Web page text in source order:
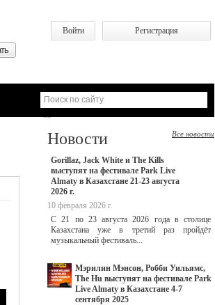
Войти
Регистрация
Новости Все новости
Gorillaz, Jack White и The Kills
выступят на фестивале Park Live
Almaty в Казахстане 21-23 августа
2026 г.
10 февраля 2026 г.
С 21 по 23 августа 2026 года в столице
Казахстана уже в третий раз пройдёт
музыкальный фестиваль...
Мэрилин Мэнсон, Робби Уильямс,
The Hu выступят на фестивале Park
Live Almaty в Казахстане 4-7
сентября 2025